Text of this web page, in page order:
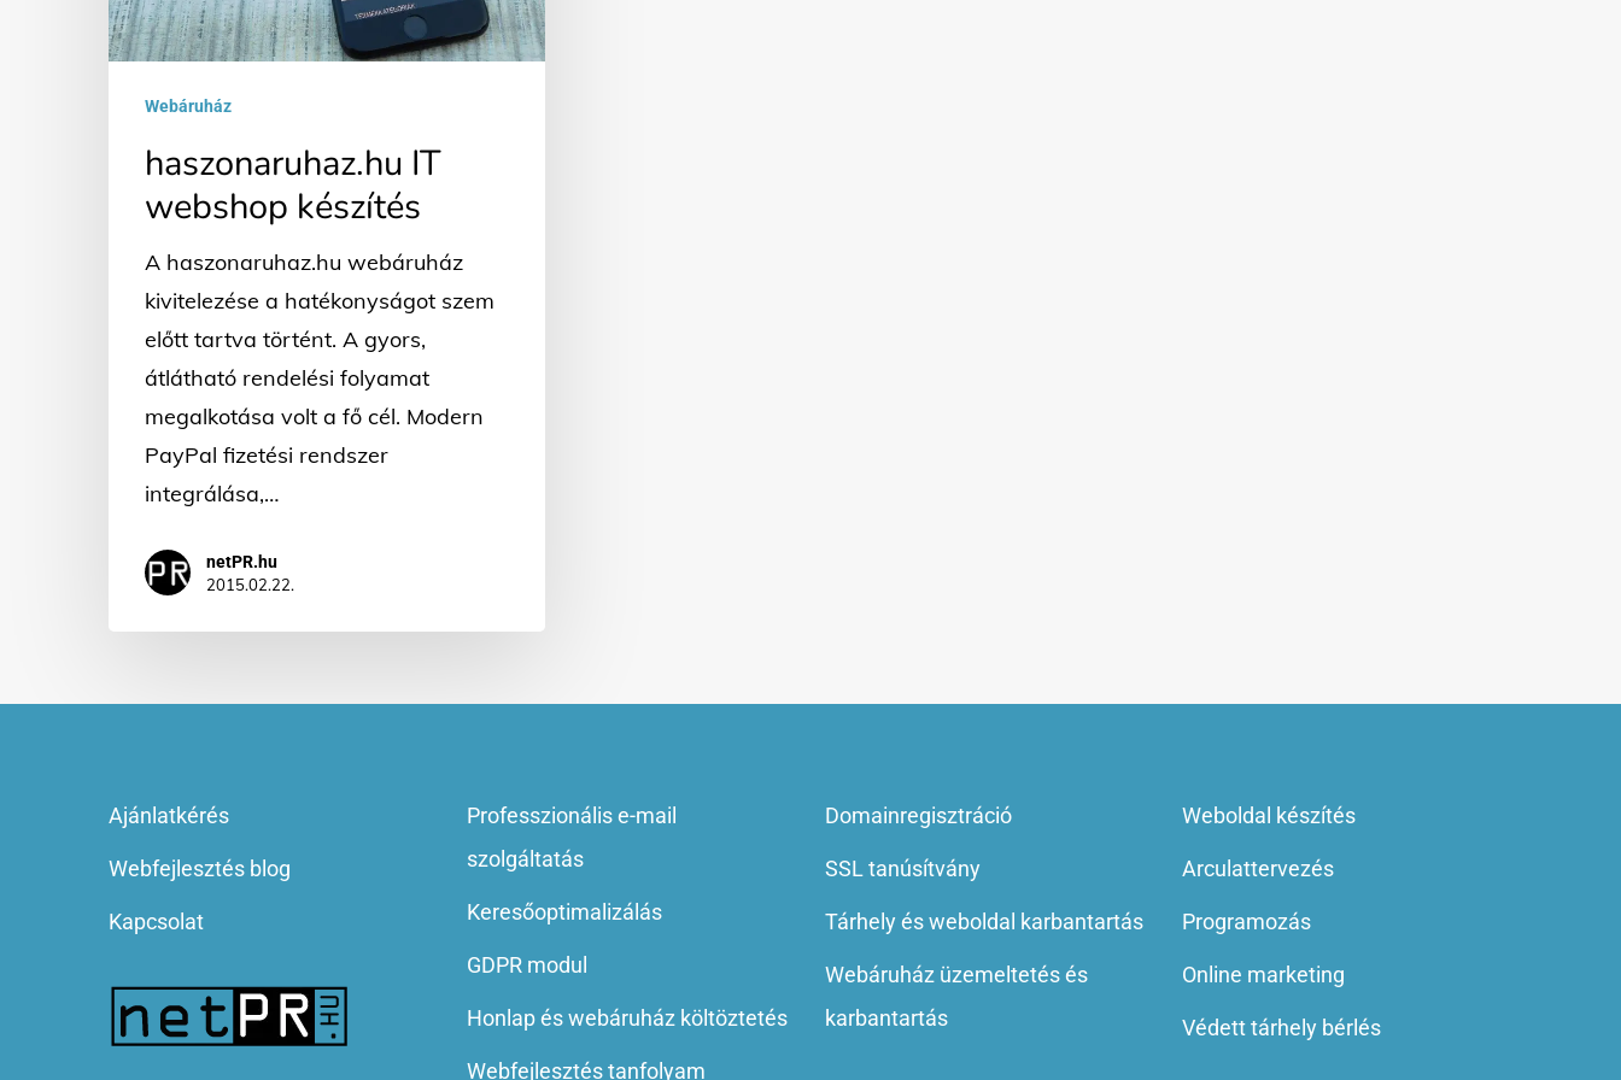
Webáruház
haszonaruhaz.hu IT
webshop készítés
A haszonaruhaz.hu webáruház
kivitelezése a hatékonyságot szem
előtt tartva történt. A gyors,
átlátható rendelési folyamat
megalkotása volt a fő cél. Modern
PayPal fizetési rendszer
integrálása,…
netPR.hu
2015.02.22.
Ajánlatkérés
Webfejlesztés blog
Kapcsolat
Professzionális e-mail
szolgáltatás
Keresőoptimalizálás
GDPR modul
Honlap és webáruház költöztetés
Webfejlesztés tanfolyam
Domainregisztráció
SSL tanúsítvány
Tárhely és weboldal karbantartás
Webáruház üzemeltetés és
karbantartás
Weboldal készítés
Arculattervezés
Programozás
Online marketing
Védett tárhely bérlés